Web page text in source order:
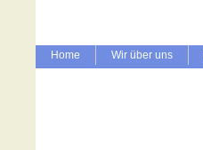
Home Wir über uns